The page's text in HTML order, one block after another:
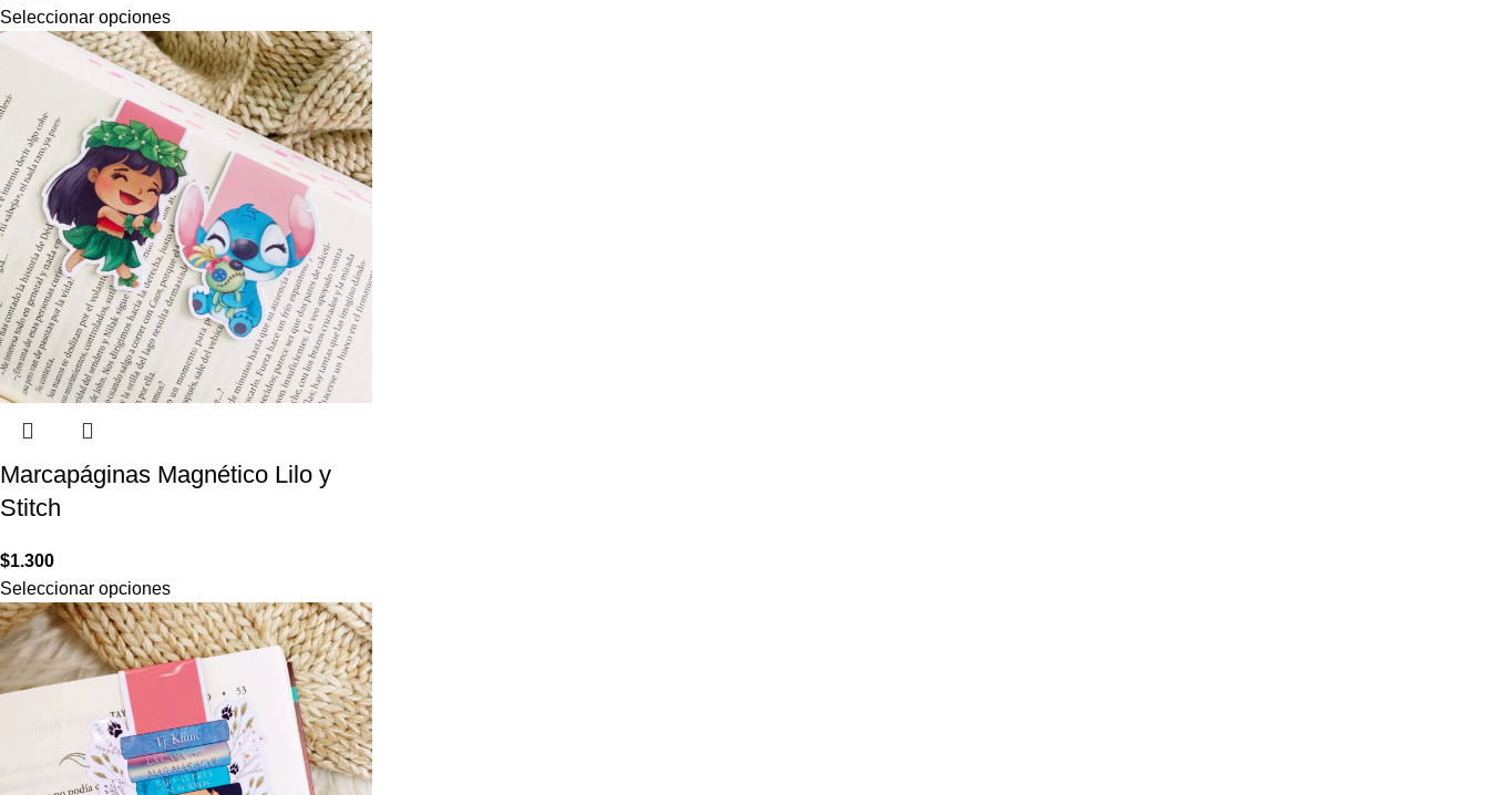
Seleccionar opciones
Marcapáginas Magnético Lilo y
Stitch
$1.300
Seleccionar opciones